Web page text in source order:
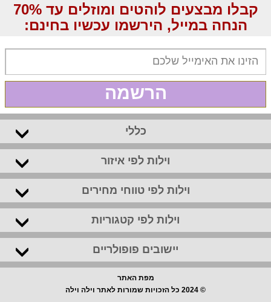
קבלו מבצעים לוהטים ומוזלים עד 70%
הנחה במייל, הירשמו עכשיו בחינם:
הרשמה
כללי
וילות לפי איזור
וילות לפי טווחי מחירים
וילות לפי קטגוריות
יישובים פופולריים
מפת האתר
© 2024 כל הזכויות שמורות לאתר וילה וילה